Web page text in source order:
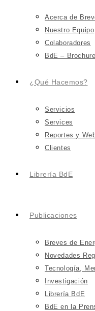
Acerca de
Nuestro Equipo
Colaboradores
BdE –
¿Qué Hacemos?
Servicios
Services
Reportes y
Clientes
Librería BdE
Publicaciones
Breves de
Novedades
Tecnología,
Investigación
Librería BdE
BdE en la